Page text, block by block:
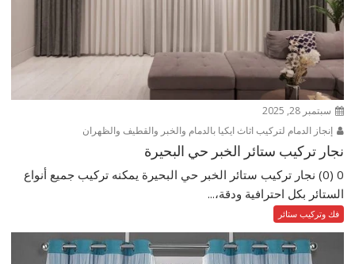
سبتمبر 28, 2025
إنجاز الدمام لتركيب اثاث ايكيا بالدمام والخبر والقطيف والظهران
نجار تركيب ستائر الخبر حي البحيرة
0 (0) نجار تركيب ستائر الخبر حي البحيرة يمكنه تركيب جميع أنواع
الستائر بكل احترافية ودقة،...
فك وتركيب ستائر